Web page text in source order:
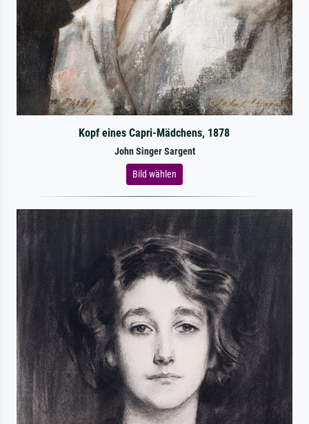
Kopf eines Capri-Mädchens, 1878
John Singer Sargent
Bild wählen